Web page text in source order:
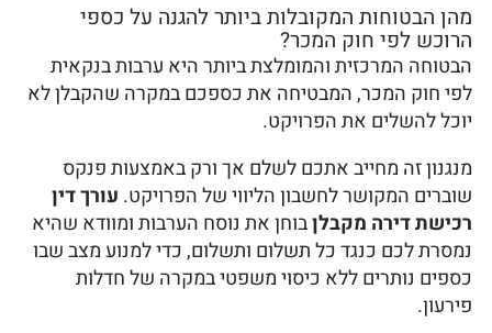
מהן הבטוחות המקובלות ביותר להגנה על כספי
הרוכש לפי חוק המכר?
הבטוחה המרכזית והמומלצת ביותר היא ערבות בנקאית
לפי חוק המכר, המבטיחה את כספכם במקרה שהקבלן לא
יוכל להשלים את הפרויקט.
מנגנון זה מחייב אתכם לשלם אך ורק באמצעות פנקס
שוברים המקושר לחשבון הליווי של הפרויקט. עורך דין
רכישת דירה מקבלןבוחן את נוסח הערבות ומוודא שהיא
נמסרת לכם כנגד כל תשלום ותשלום, כדי למנוע מצב שבו
כספים נותרים ללא כיסוי משפטי במקרה של חדלות
פירעון.